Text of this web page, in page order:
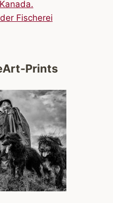
Fischerei
Prints